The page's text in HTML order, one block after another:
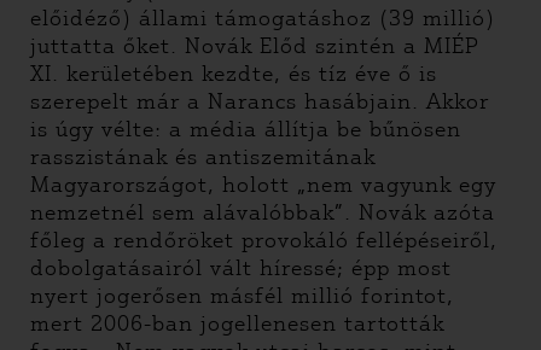
előidéző) állami támogatáshoz (39 millió)
juttatta őket. Novák Előd szintén a MIÉP
XI. kerületében kezdte, és tíz éve ő is
szerepelt már a Narancs hasábjain. Akkor
is úgy vélte: a média állítja be bűnösen
rasszistának és antiszemitának
Magyarországot, holott „nem vagyunk egy
nemzetnél sem alávalóbbak”. Novák azóta
főleg a rendőröket provokáló fellépéseiről,
dobolgatásairól vált híressé; épp most
nyert jogerősen másfél millió forintot,
mert 2006-ban jogellenesen tartották